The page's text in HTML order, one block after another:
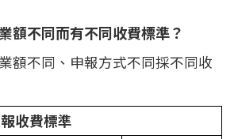
額不同而有不同收費標準？
額不同、申報方式不同採不同收
收費標準